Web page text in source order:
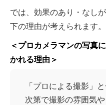
では、効果のあり・なし
下の理由が考えられます。
＜プロカメラマンの写真
かれる理由＞
「プロによる撮影」
次第で撮影の雰囲気